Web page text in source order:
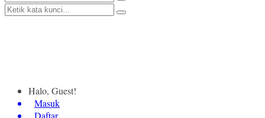
Halo, Guest!
Masuk
Daftar